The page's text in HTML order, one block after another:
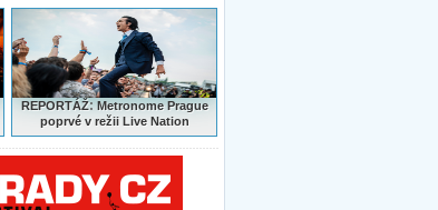
REPORTÁŽ:Metronome Prague
poprvé v režii Live Nation